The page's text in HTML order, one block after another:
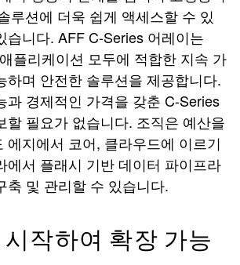
루션에 더욱 쉽게 액세스할 수 있
습니다. AFF C-Series 어레이는
플리케이션 모두에 적합한 지속 가
하며 안전한 솔루션을 제공합니다.
과 경제적인 가격을 갖춘 C-Series
할 필요가 없습니다. 조직은 예산을
에지에서 코어, 클라우드에 이르기
에서 플래시 기반 데이터 파이프라
축 및 관리할 수 있습니다.
작하여 확장 가능